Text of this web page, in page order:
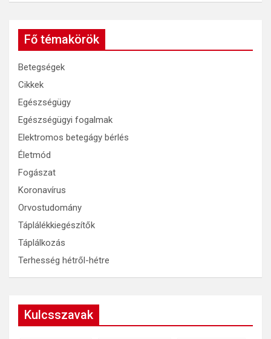
Fő témakörök
Betegségek
Cikkek
Egészségügy
Egészségügyi fogalmak
Elektromos betegágy bérlés
Életmód
Fogászat
Koronavírus
Orvostudomány
Táplálékkiegészítők
Táplálkozás
Terhesség hétről-hétre
Kulcsszavak